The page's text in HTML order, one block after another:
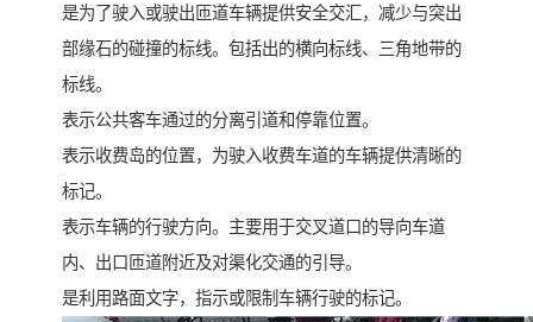
是为了驶入或驶出匝道车辆提供安全交汇，减少与突出
部缘石的碰撞的标线。包括出的横向标线、三角地带的
标线。
表示公共客车通过的分离引道和停靠位置。
表示收费岛的位置，为驶入收费车道的车辆提供清晰的
标记。
表示车辆的行驶方向。主要用于交叉道口的导向车道
内、出口匝道附近及对渠化交通的引导。
是利用路面文字，指示或限制车辆行驶的标记。